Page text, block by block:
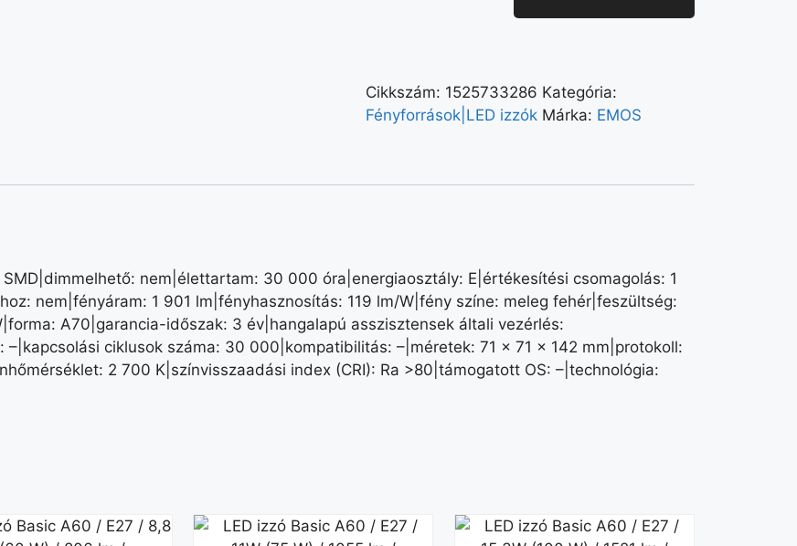
Cikkszám: 1525733286 Kategória:
Fényforrások|LED izzók Márka: EMOS
nem|élettartam: 30 000 óra|energiaosztály: E|értékesítési csomagolás: 1
nem|fényáram: 1 901 lm|fényhasznosítás: 119 lm/W|fény színe: meleg fehér|feszültség:
A70|garancia-időszak: 3 év|hangalapú asszisztensek általi vezérlés:
ciklusok száma: 30 000|kompatibilitás: –|méretek: 71 × 71 × 142 mm|protokoll:
2 700 K|színvisszaadási index (CRI): Ra >80|támogatott OS: –|technológia: